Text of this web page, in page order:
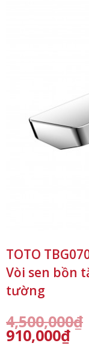
TOTO
Vòi sen bồn
tường
4,500,000₫
910,000₫